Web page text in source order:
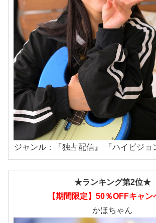
ジャンル：『独占配信』 『ハイビジョ
★ランキング第2位★
【期間限定】50％OFFキャン
かほちゃん